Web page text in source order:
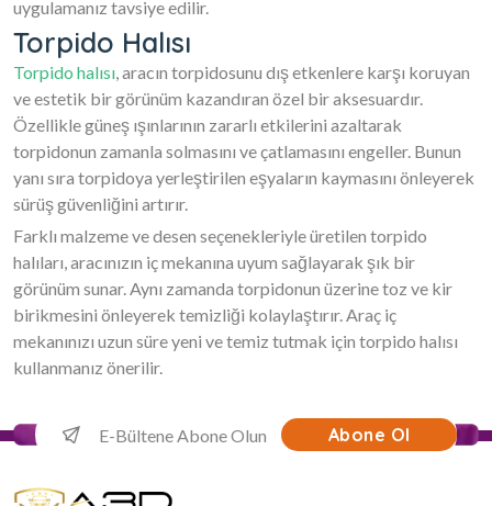
uygulamanız tavsiye edilir.
Torpido Halısı
Torpido halısı, aracın torpidosunu dış etkenlere karşı koruyan
ve estetik bir görünüm kazandıran özel bir aksesuardır.
Özellikle güneş ışınlarının zararlı etkilerini azaltarak
torpidonun zamanla solmasını ve çatlamasını engeller. Bunun
yanı sıra torpidoya yerleştirilen eşyaların kaymasını önleyerek
sürüş güvenliğini artırır.
Farklı malzeme ve desen seçenekleriyle üretilen torpido
halıları, aracınızın iç mekanına uyum sağlayarak şık bir
görünüm sunar. Aynı zamanda torpidonun üzerine toz ve kir
birikmesini önleyerek temizliği kolaylaştırır. Araç iç
mekanınızı uzun süre yeni ve temiz tutmak için torpido halısı
kullanmanız önerilir.
Abone Ol